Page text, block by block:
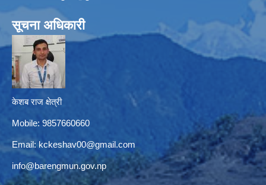
सूचना अधिकारी
केशब राज क्षेत्री
Mobile: 9857660660
Email: kckeshav00@gmail.com
info@barengmun.gov.np